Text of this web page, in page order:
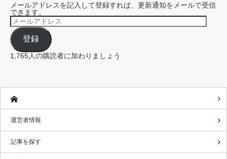
メールアドレスを記入して登録すれば、更新通知をメールで受信
できます。
メ
ー
ル
ア
ド
レ
ス
登録
1,765人の購読者に加わりましょう
運営者情報
記事を探す